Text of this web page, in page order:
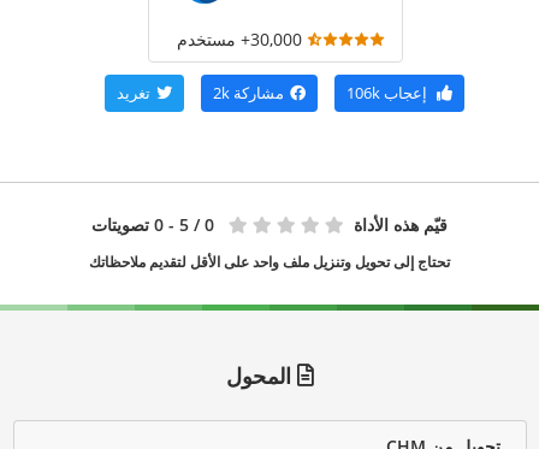
30,000+ مستخدم
إعجاب106k مشاركة 2k تغريد
قيّم هذه الأداة 0 / 5 - 0 تصويتات
تحتاج إلى تحويل وتنزيل ملف واحد على الأقل لتقديم ملاحظاتك
المحول